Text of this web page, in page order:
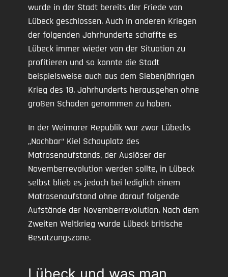
wurde in der Stadt bereits der Friede von
Lübeck geschlossen. Auch in anderen Kriegen
der folgenden Jahrhunderte schaffte es
Lübeck immer wieder von der Situation zu
profitieren und so konnte die Stadt
beispielsweise auch aus dem Siebenjährigen
Krieg des 18. Jahrhunderts herausgehen ohne
großen Schaden genommen zu haben.
In der Weimarer Republik war zwar Lübecks
„Nachbar“ Kiel Schauplatz des
Matrosenaufstands, der Auslöser der
Novemberrevolution werden sollte, in Lübeck
selbst blieb es jedoch bei lediglich einem
Matrosenaufstand ohne darauf folgende
Aufstände der Novemberrevolution. Nach dem
Zweiten Weltkrieg wurde Lübeck britische
Besatzungszone.